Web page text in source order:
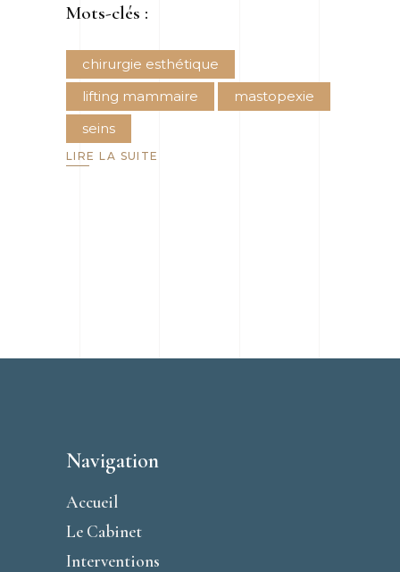
Mots-clés :
chirurgie esthétique
lifting mammaire
mastopexie
seins
LIRE LA SUITE
Navigation
Accueil
Le Cabinet
Interventions